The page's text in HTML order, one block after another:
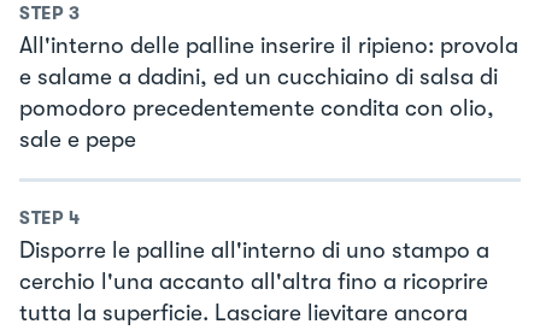
STEP 3
All'interno delle palline inserire il ripieno: provola
e salame a dadini, ed un cucchiaino di salsa di
pomodoro precedentemente condita con olio,
sale e pepe
STEP 4
Disporre le palline all'interno di uno stampo a
cerchio l'una accanto all'altra fino a ricoprire
tutta la superficie. Lasciare lievitare ancora